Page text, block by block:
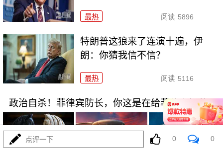
最热 阅读 5896
特朗普这狼来了连演十遍，伊
朗：你猜我信不信？
最热 阅读 5116
政治自杀！菲律宾防长，你这是在给菲律宾掘墓！
点评一下 0 0